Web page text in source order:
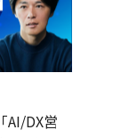
AI/DX営